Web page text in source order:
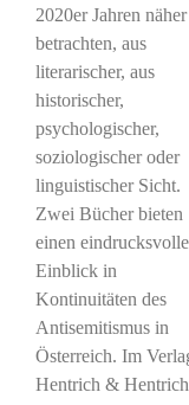
2020er Jahren
betrachten, aus
literarischer, aus
historischer,
psychologischer,
soziologischer oder
linguistischer Sicht.
Zwei Bücher bieten
einen
Einblick in
Kontinuitäten des
Antisemitismus in
Österreich. Im
Hentrich & Hentrich